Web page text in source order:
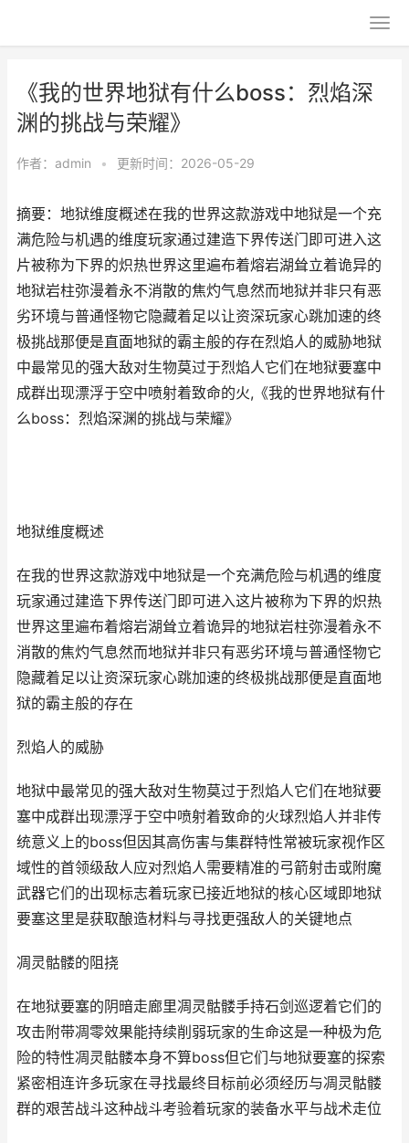
《我的世界地狱有什么boss：烈焰深
渊的挑战与荣耀》
作者： admin • 更新时间：2026-05-29
摘要：地狱维度概述在我的世界这款游戏中地狱是一个充
满危险与机遇的维度玩家通过建造下界传送门即可进入这
片被称为下界的炽热世界这里遍布着熔岩湖耸立着诡异的
地狱岩柱弥漫着永不消散的焦灼气息然而地狱并非只有恶
劣环境与普通怪物它隐藏着足以让资深玩家心跳加速的终
极挑战那便是直面地狱的霸主般的存在烈焰人的威胁地狱
中最常见的强大敌对生物莫过于烈焰人它们在地狱要塞中
成群出现漂浮于空中喷射着致命的火,《我的世界地狱有什
么boss：烈焰深渊的挑战与荣耀》
地狱维度概述
在我的世界这款游戏中地狱是一个充满危险与机遇的维度
玩家通过建造下界传送门即可进入这片被称为下界的炽热
世界这里遍布着熔岩湖耸立着诡异的地狱岩柱弥漫着永不
消散的焦灼气息然而地狱并非只有恶劣环境与普通怪物它
隐藏着足以让资深玩家心跳加速的终极挑战那便是直面地
狱的霸主般的存在
烈焰人的威胁
地狱中最常见的强大敌对生物莫过于烈焰人它们在地狱要
塞中成群出现漂浮于空中喷射着致命的火球烈焰人并非传
统意义上的boss但因其高伤害与集群特性常被玩家视作区
域性的首领级敌人应对烈焰人需要精准的弓箭射击或附魔
武器它们的出现标志着玩家已接近地狱的核心区域即地狱
要塞这里是获取酿造材料与寻找更强敌人的关键地点
凋灵骷髅的阻挠
在地狱要塞的阴暗走廊里凋灵骷髅手持石剑巡逻着它们的
攻击附带凋零效果能持续削弱玩家的生命这是一种极为危
险的特性凋灵骷髅本身不算boss但它们与地狱要塞的探索
紧密相连许多玩家在寻找最终目标前必须经历与凋灵骷髅
群的艰苦战斗这种战斗考验着玩家的装备水平与战术走位